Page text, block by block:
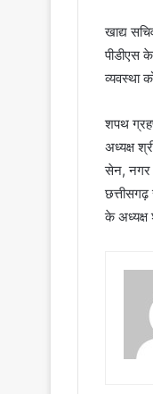
खाद्य
पीडीएस
व्यवस्था
शपथ
अध्यक्ष
सेन, नगर
छत्तीसगढ़
के अध्यक्ष